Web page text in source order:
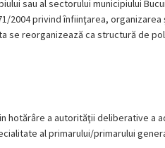
sau al sectorului municipiului
2004 privind înfiinţarea,
se reorganizează ca structură de
hotărâre a autorităţii deliberative a
al primarului/primarului